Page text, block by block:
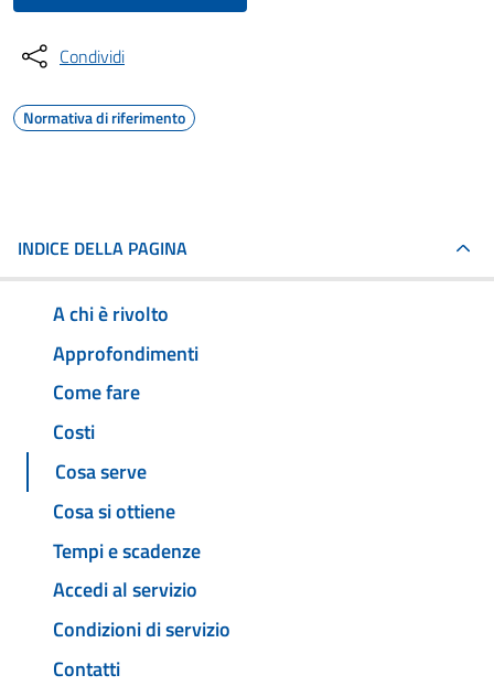
Condividi
Normativa di riferimento
INDICE DELLA PAGINA
A chi è rivolto
Approfondimenti
Come fare
Costi
Cosa serve
Cosa si ottiene
Tempi e scadenze
Accedi al servizio
Condizioni di servizio
Contatti